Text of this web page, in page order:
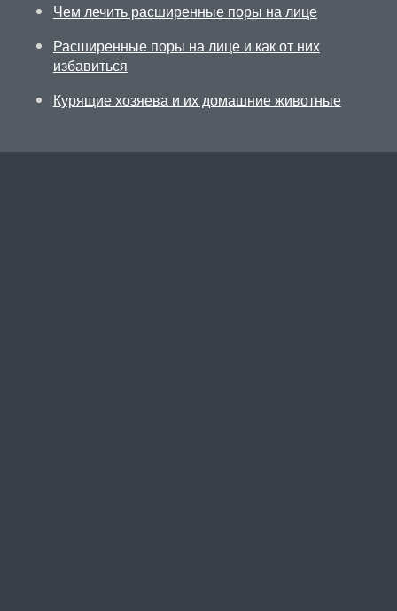
Чем лечить расширенные поры на лице
Расширенные поры на лице и как от них
избавиться
Курящие хозяева и их домашние животные